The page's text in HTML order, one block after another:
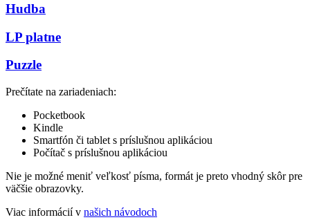
Hudba
LP platne
Puzzle
Prečítate na zariadeniach:
Pocketbook
Kindle
Smartfón či tablet s príslušnou aplikáciou
Počítač s príslušnou aplikáciou
Nie je možné meniť veľkosť písma, formát je preto vhodný skôr pre
väčšie obrazovky.
Viac informácií v našich návodoch